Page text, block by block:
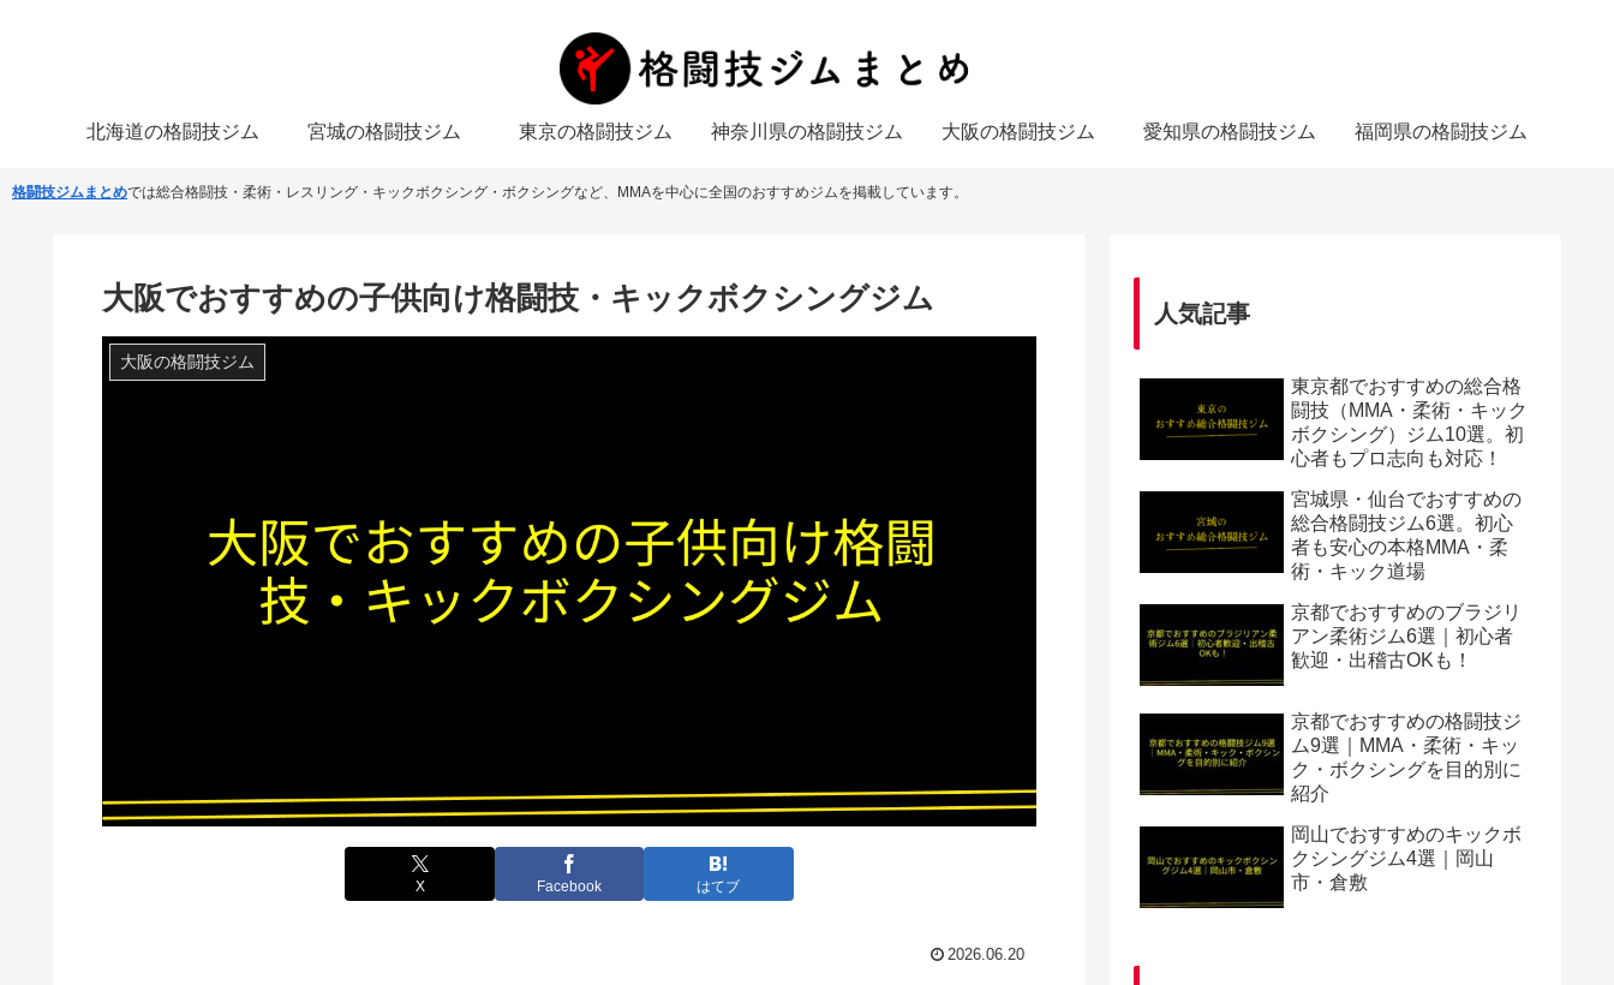
北海道の格闘技ジム 宮城の格闘技ジム 東京の格闘技ジム 神奈川県の格闘技ジム 大阪の格闘技ジム 愛知県の格闘技ジム 福岡県の格闘技ジム
格闘技ジムまとめでは総合格闘技・柔術・レスリング・キックボクシング・ボクシングなど、MMAを中心に全国のおすすめジムを掲載しています。
大阪でおすすめの子供向け格闘技・キックボクシングジム
大阪の格闘技ジム
X Facebook はてブ
2026.06.20
人気記事
東京都でおすすめの総合格
闘技（MMA・柔術・キック
ボクシング）ジム10選。初
心者もプロ志向も対応！
宮城県・仙台でおすすめの
総合格闘技ジム6選。初心
者も安心の本格MMA・柔
術・キック道場
京都でおすすめのブラジリ
アン柔術ジム6選｜初心者
歓迎・出稽古OKも！
京都でおすすめの格闘技ジ
ム9選｜MMA・柔術・キッ
ク・ボクシングを目的別に
紹介
岡山でおすすめのキックボ
クシングジム4選｜岡山
市・倉敷